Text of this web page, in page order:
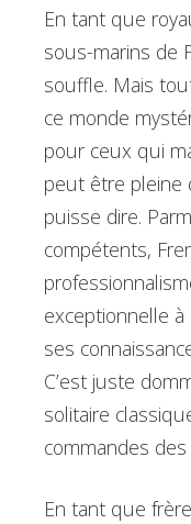
En tant que
sous-marins de
souffle. Mais
ce monde
pour ceux qui
peut être pleine
puisse dire.
compétents,
exceptionnelle
ses
C’est juste
solitaire
commandes
En tant que